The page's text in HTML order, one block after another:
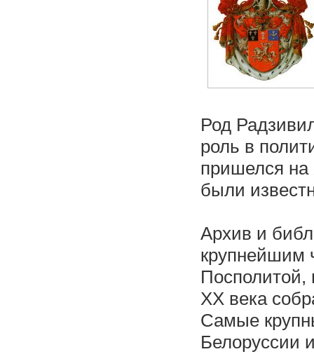
Род
роль в
пришелся на
были
Архив и
крупнейшим
Посполитой,
ХХ века
Самые
Белоруссии